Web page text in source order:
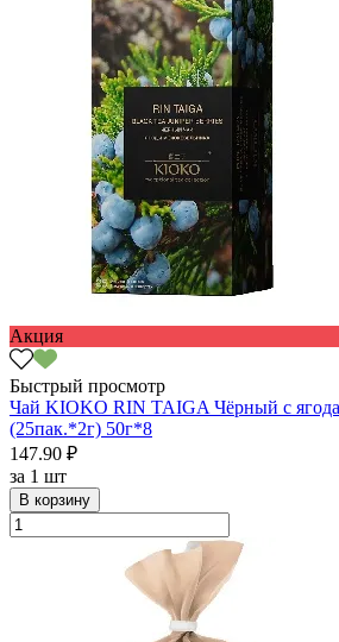
Акция
Быстрый просмотр
Чай KIOKO RIN TAIGA Чёрный с
(25пак.*2г) 50г*8
147.90 ₽
за 1 шт
В корзину